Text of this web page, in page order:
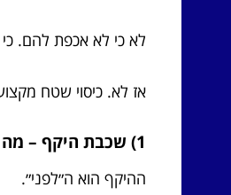
לא כי לא אכפת להם.
אז לא. כיסוי שטח
1) שכבת היקף – מה קורה מסביב לעסק?
ההיקף הוא ה״לפני״.